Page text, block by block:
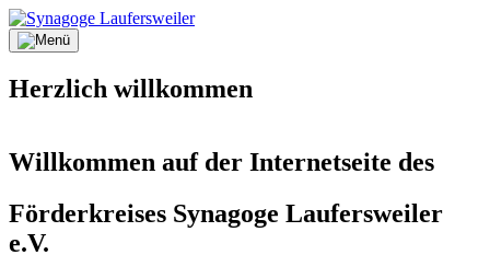
Direkt
zum
Inhalt
Herzlich willkommen
Willkommen auf der Internetseite des
Förderkreises Synagoge Laufersweiler
e.V.